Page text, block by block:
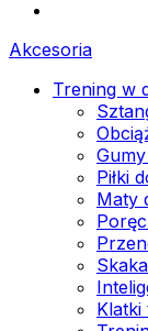
Akcesoria
Trening w
Piłki
Maty
Klatki